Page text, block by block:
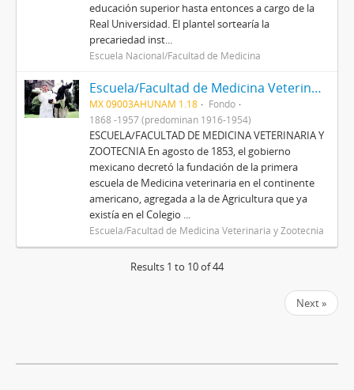
educación superior hasta entonces a cargo de la
Real Universidad. El plantel sortearía la
precariedad inst...
Escuela Nacional/Facultad de Medicina
Escuela/Facultad de Medicina Veterinaria y Zootecnia
MX 09003AHUNAM 1.18
Fondo
1868 -1957 (predominan 1916-1954)
ESCUELA/FACULTAD DE MEDICINA VETERINARIA Y
ZOOTECNIA En agosto de 1853, el gobierno
mexicano decretó la fundación de la primera
escuela de Medicina veterinaria en el continente
americano, agregada a la de Agricultura que ya
existía en el Colegio ...
Escuela/Facultad de Medicina Veterinaria y Zootecnia
Results 1 to 10 of 44
Next »